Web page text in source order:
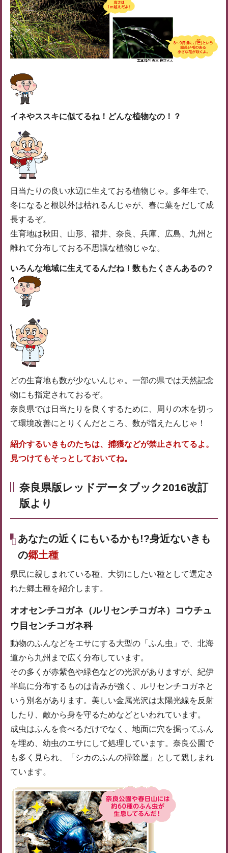
イネやススキに似てるね！どんな植物なの！？
日当たりの良い水辺に生えておる植物じゃ。多年生で、
冬になると根以外は枯れるんじゃが、春に葉をだして成
長するぞ。
生育地は秋田、山形、福井、奈良、兵庫、広島、九州と
離れて分布しておる不思議な植物じゃな。
いろんな地域に生えてるんだね！数もたくさんあるの？
どの生育地も数が少ないんじゃ。一部の県では天然記念
物にも指定されておるぞ。
奈良県では日当たりを良くするために、周りの木を切っ
て環境改善にとりくんだところ、数が増えたんじゃ！
紹介するいきものたちは、捕獲などが禁止されてるよ。
見つけてもそっとしておいてね。
奈良県版レッドデータブック2016改訂
版より
あなたの近くにもいるかも!?身近ないきも
の郷土種
県民に親しまれている種、大切にしたい種として選定さ
れた郷土種を紹介します。
オオセンチコガネ（ルリセンチコガネ）コウチュ
ウ目センチコガネ科
動物のふんなどをエサにする大型の「ふん虫」で、北海
道から九州まで広く分布しています。
その多くが赤紫色や緑色などの光沢がありますが、紀伊
半島に分布するものは青みが強く、ルリセンチコガネと
いう別名があります。美しい金属光沢は太陽光線を反射
したり、敵から身を守るためなどといわれています。
成虫はふんを食べるだけでなく、地面に穴を掘ってふん
を埋め、幼虫のエサにして処理しています。奈良公園で
も多く見られ、「シカのふんの掃除屋」として親しまれ
ています。